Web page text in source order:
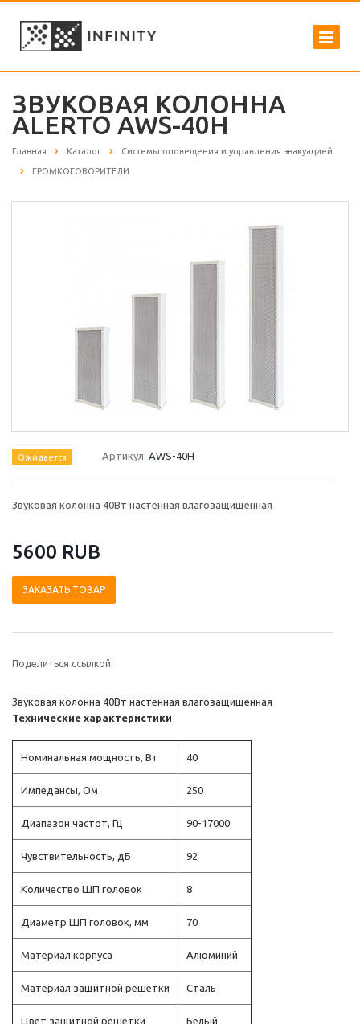
ЗВУКОВАЯ КОЛОННА
ALERTO AWS-40H
Главная Каталог Системы оповещения и управления эвакуацией
ГРОМКОГОВОРИТЕЛИ
Ожидается Артикул:AWS-40H
Звуковая колонна 40Вт настенная влагозащищенная
5600 RUB
ЗАКАЗАТЬ ТОВАР
Поделиться ссылкой:
Звуковая колонна 40Вт настенная влагозащищенная
Технические характеристики
Номинальная мощность, Вт 40
Импедансы, Ом 250
Диапазон частот, Гц 90-17000
Чувствительность, дБ 92
Количество ШП головок 8
Диаметр ШП головок, мм 70
Материал корпуса Алюминий
Материал защитной решетки Сталь
Цвет защитной решетки Белый